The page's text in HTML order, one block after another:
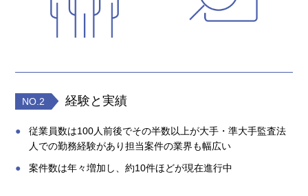
NO.2 経験と実績
従業員数は100人前後でその半数以上が大手・準大手監査法
人での勤務経験があり担当案件の業界も幅広い
案件数は年々増加し、約10件ほどが現在進行中